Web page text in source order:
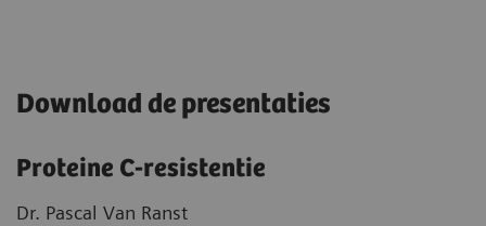
Download de presentaties
Proteine C-resistentie
Dr. Pascal Van Ranst